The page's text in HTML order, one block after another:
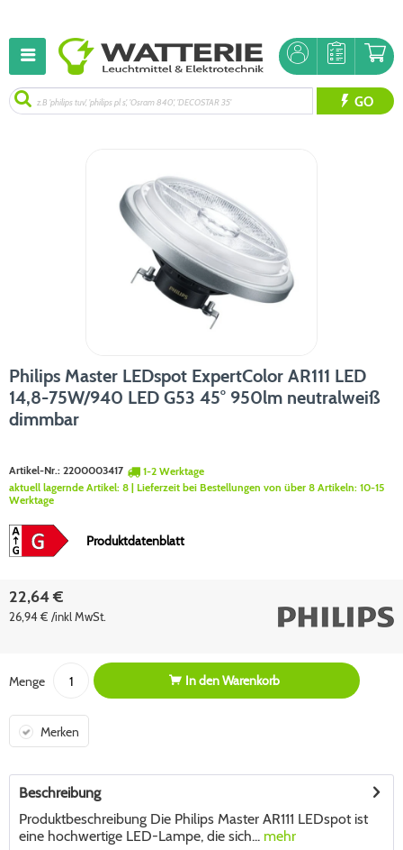
GO
Philips Master LEDspot ExpertColor AR111 LED
14,8-75W/940 LED G53 45° 950lm neutralweiß
dimmbar
Artikel-Nr.: 2200003417
1-2 Werktage
aktuell lagernde Artikel: 8 | Lieferzeit bei Bestellungen von über 8 Artikeln: 10-15
Werktage
Produktdatenblatt
22,64 €
26,94 € /inkl MwSt.
Menge In denWarenkorb
Merken
Beschreibung
Produktbeschreibung Die Philips Master AR111 LEDspot ist
eine hochwertige LED-Lampe, die sich... mehr